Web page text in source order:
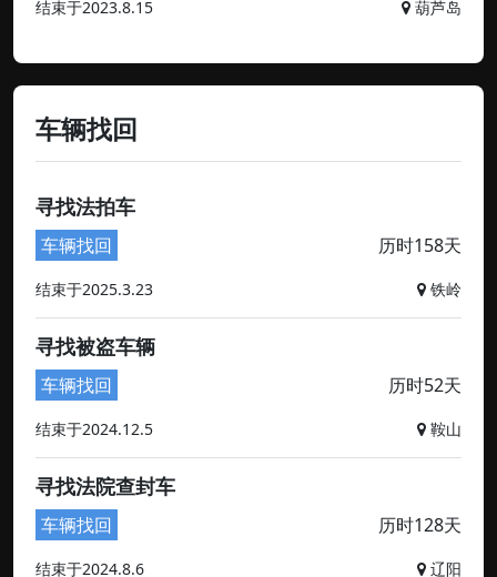
结束于2023.8.15 葫芦岛
车辆找回
寻找法拍车
车辆找回 历时158天
结束于2025.3.23 铁岭
寻找被盗车辆
车辆找回 历时52天
结束于2024.12.5 鞍山
寻找法院查封车
车辆找回 历时128天
结束于2024.8.6 辽阳